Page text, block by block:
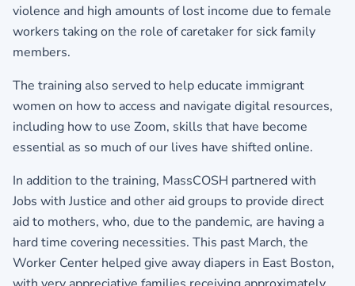
violence and high amounts of lost income due to female
workers taking on the role of caretaker for sick family
members.
The training also served to help educate immigrant
women on how to access and navigate digital resources,
including how to use Zoom, skills that have become
essential as so much of our lives have shifted online.
In addition to the training, MassCOSH partnered with
Jobs with Justice and other aid groups to provide direct
aid to mothers, who, due to the pandemic, are having a
hard time covering necessities. This past March, the
Worker Center helped give away diapers in East Boston,